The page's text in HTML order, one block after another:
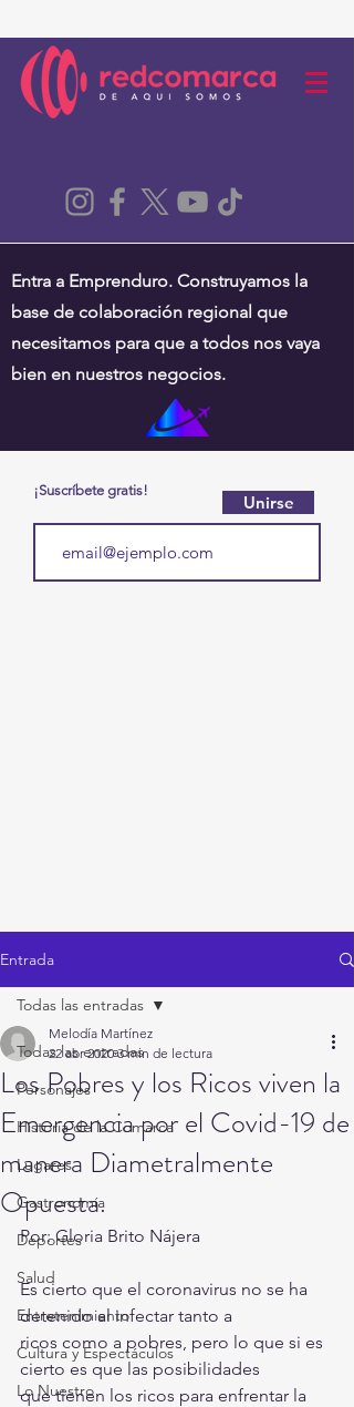
Entra a Emprenduro. Construyamos la
base de colaboración regional que
necesitamos para que a todos nos vaya
bien en nuestros negocios.
¡Suscríbete gratis!
Unirse
Entrada
Todas las entradas
Personajes
Historia de la Comarca
Lugares
Gastronomía
Deportes
Salud
Entretenimiento
Cultura y Espectáculos
Lo Nuestro
Todas las entradas
Los Pobres y los Ricos viven la
Emergencia por el Covid-19 de
manera Diametralmente
Opuesta.
Melodía Martínez
22 abr 2020 3 min de lectura
Por: Gloria Brito Nájera
Es cierto que el coronavirus no se ha
detenido al infectar tanto a
ricos como a pobres, pero lo que si es
cierto es que las posibilidades
que tienen los ricos para enfrentar la